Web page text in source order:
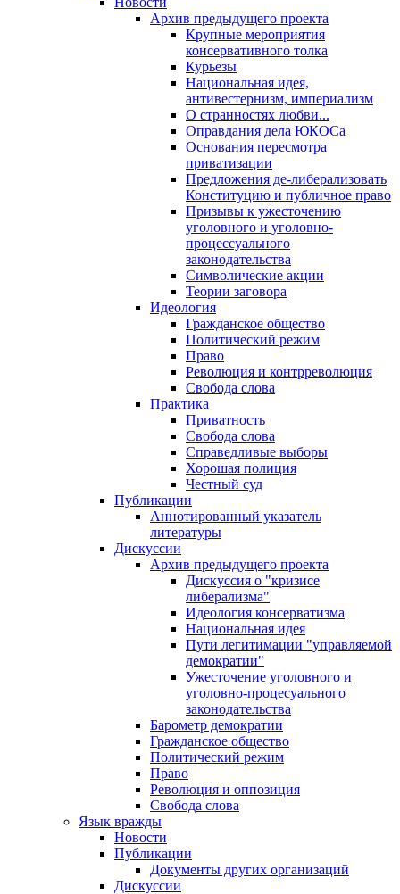
Архив предыдущего проекта
Крупные мероприятия
консервативного толка
Курьезы
Национальная идея,
антивестернизм, империализм
О странностях любви...
Оправдания дела ЮКОСа
Основания пересмотра
приватизации
Предложения де-либерализовать
Конституцию и публичное право
Призывы к ужесточению
уголовного и уголовно-
процессуального
законодательства
Символические акции
Теории заговора
Идеология
Гражданское общество
Политический режим
Право
Революция и контрреволюция
Свобода слова
Практика
Приватность
Свобода слова
Справедливые выборы
Хорошая полиция
Честный суд
Публикации
Аннотированный указатель
литературы
Дискуссии
Архив предыдущего проекта
Дискуссия о "кризисе
либерализма"
Идеология консерватизма
Национальная идея
Пути легитимации "управляемой
демократии"
Ужесточение уголовного и
уголовно-процесуального
законодательства
Барометр демократии
Гражданское общество
Политический режим
Право
Революция и оппозиция
Свобода слова
Язык вражды
Новости
Публикации
Документы других организаций
Дискуссии